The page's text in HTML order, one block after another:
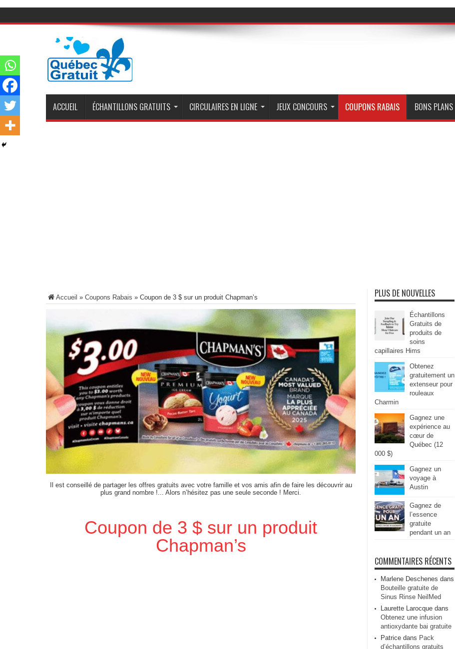
ACCUEIL ÉCHANTILLONS GRATUITS CIRCULAIRES EN LIGNE JEUX CONCOURS COUPONS RABAIS BONS PLANS
Accueil » Coupons Rabais » Coupon de 3 $ sur un produit Chapman’s
Il est conseillé de partager les offres gratuits avec votre famille et vos amis afin de faire les découvrir au
plus grand nombre !... Alors n’hésitez pas une seule seconde ! Merci.
Coupon de 3 $ sur un produit
Chapman’s
PLUS DE NOUVELLES
Échantillons
Gratuits de
produits de
soins
capillaires Hims
Obtenez
gratuitement un
extenseur pour
rouleaux
Charmin
Gagnez une
expérience au
cœur de
Québec (12
000 $)
Gagnez un
voyage à
Austin
Gagnez de
l’essence
gratuite
pendant un an
COMMENTAIRES RÉCENTS
Marlene Deschenes dans
Bouteille gratuite de
Sinus Rinse NeilMed
Laurette Larocque dans
Obtenez une infusion
antioxydante bai gratuite
Patrice dans Pack
d’échantillons gratuits